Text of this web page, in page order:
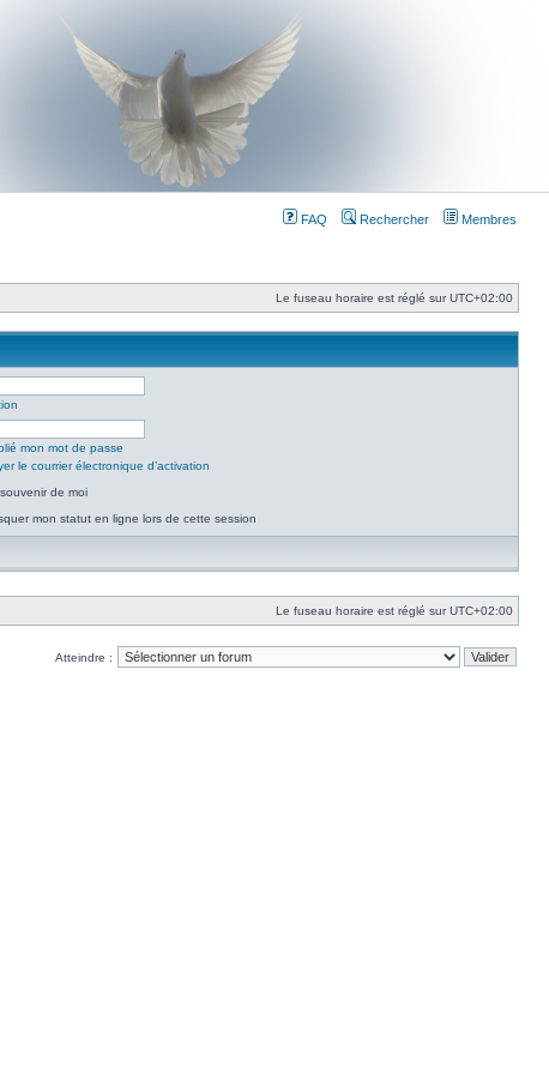
FAQ Rechercher Membres
Le fuseau horaire est réglé surUTC+02:00
mon mot de passe
le courrier électronique d’activation
de moi
mon statut en ligne lors de cette session
Le fuseau horaire est réglé surUTC+02:00
Atteindre :